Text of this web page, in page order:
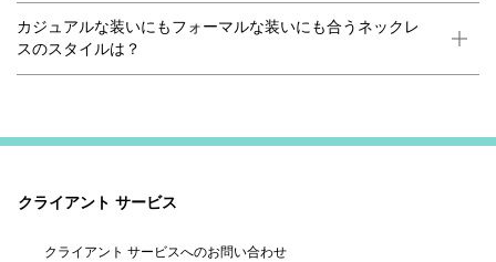
カジュアルな装いにもフォーマルな装いにも合うネックレ
スのスタイルは？
クライアント サービス
クライアント サービスへのお問い合わせ